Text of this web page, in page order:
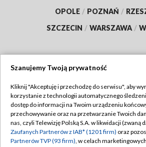
OPOLE / POZNAŃ /
SZCZECIN / WARSZAWA /
TVP
Abonament TVP
Emisja w TVP
Regulamin TVP
Polityka
Szanujemy Twoją prywatność
Kliknij "Akceptuję i przechodzę do serwisu", aby
korzystanie z technologii automatycznego
dostęp do informacji na Twoim urządzeniu
przechowywanie oraz na przetwarzanie Twoich
nas, czyli Telewizję Polską S.A. w likwidacji (zwaną
Zaufanych Partnerów z IAB* (1201 firm) oraz
Partnerów TVP (93 firm), w celach